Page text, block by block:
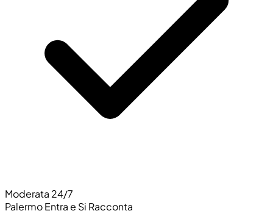
Moderata 24/7
Palermo Entra e Si Racconta